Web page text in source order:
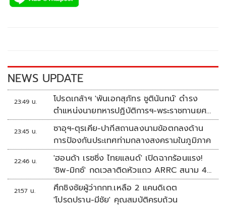
e
k
tt p
k
NEWS UPDATE
23:49 น.
โปรดเกล้าฯ 'พันเอกสุภัทร ชูตินันทน์' ดำรง
ตำแหน่งนายทหารปฏิบัติการฯ-พระราชทานยศ
'พลตรี'
23:45 น.
ซาอุฯ-ตุรเคีย-ปากีสถานลงนามข้อตกลงด้าน
การป้องกันประเทศท่ามกลางสงครามในภูมิภาค
22:46 น.
'ฮอนด้า เรซซิ่ง ไทยแลนด์' เปิดฉากร้อนแรง!
'ชิพ-มิกซ์' กดเวลาติดหัวแถว ARRC สนาม 4
ที่มัลดาลิกา
21:57 น.
ศึกชิงชัยผู้ว่ากกท.เหลือ 2 แคนดิเดต
'โปรดปราน-มีชัย' คุณสมบัติครบถ้วน